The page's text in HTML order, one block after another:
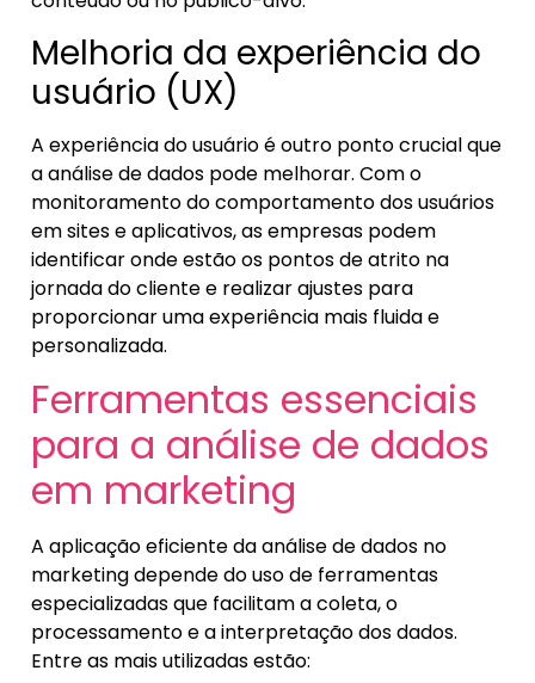
Melhoria da experiência do
usuário (UX)
A experiência do usuário é outro ponto crucial que
a análise de dados pode melhorar. Com o
monitoramento do comportamento dos usuários
em sites e aplicativos, as empresas podem
identificar onde estão os pontos de atrito na
jornada do cliente e realizar ajustes para
proporcionar uma experiência mais fluida e
personalizada.
Ferramentas essenciais
para a análise de dados
em marketing
A aplicação eficiente da análise de dados no
marketing depende do uso de ferramentas
especializadas que facilitam a coleta, o
processamento e a interpretação dos dados.
Entre as mais utilizadas estão: